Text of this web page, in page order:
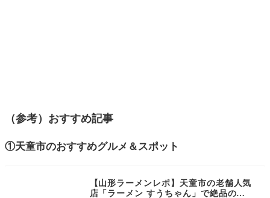
（参考）おすすめ記事
①天童市のおすすめグルメ＆スポット
【山形ラーメンレポ】天童市の老舗人気
店「ラーメン すうちゃん」で絶品の